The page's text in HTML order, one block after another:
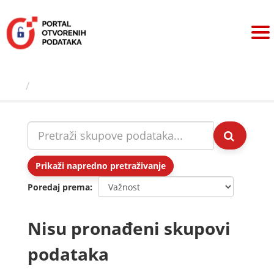
sadržaj
Prikaži napredno pretraživanje
Poredaj prema
Nisu pronađeni skupovi
podataka